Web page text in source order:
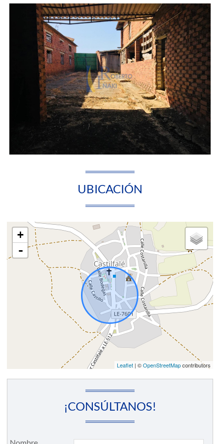
UBICACIÓN
+
-
Leaflet| ©OpenStreetMapcontributors
¡CONSÚLTANOS!